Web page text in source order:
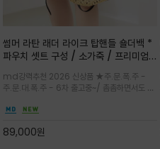
썸머 라탄 래더 라이크 탑핸들 숄더백 *
파우치 셋트 구성 / 소가죽 / 프리미엄
라이크 배색이 조화롭게 어우러진 탑핸
들 숄더백
md강력추천 2026 신상품 ★주.문.폭.주 -
주.문.대.폭.주 - 6차 출고중~/ 촘촘하면서도 입
만들며 부드러운 곡선의 바스켓 실루엣에 넉넉한
양한 연출이
89,000원